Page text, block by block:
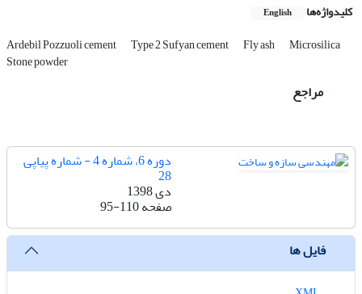
کلیدواژه‌ها English
Ardebil Pozzuoli cement Type 2 Sufyan cement Fly ash Microsilica
Stone powder
مراجع
دوره 6، شماره 4 - شماره پیاپی
28
دی 1398
صفحه95-110
فایل ها